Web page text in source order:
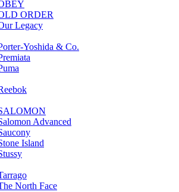
ORDER
Legacy
Yoshida & Co.
Advanced
Island
North Face